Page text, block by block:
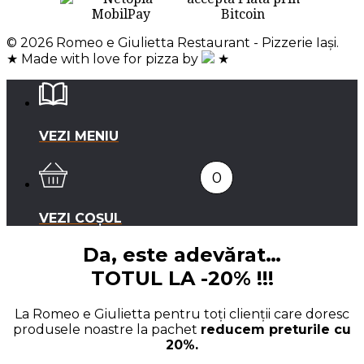
© 2026 Romeo e Giulietta Restaurant - Pizzerie Iași.
★ Made with love for pizza by
★
VEZI MENIU
0
VEZI COȘUL
Da, este adevărat…
TOTUL LA -20% !!!
La Romeo e Giulietta pentru toți clienții care doresc
produsele noastre la pachet reducem preturile cu
20%.